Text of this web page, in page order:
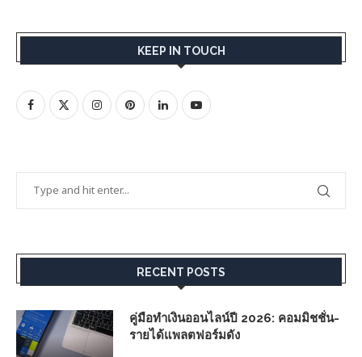
KEEP IN TOUCH
RECENT POSTS
คู่มือทำเงินออนไลน์ปี 2026: คอมมิชชั่น-
รายได้แพลตฟอร์มดัง